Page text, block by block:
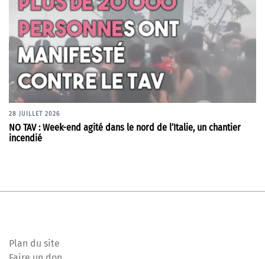
28 JUILLET 2026
NO TAV : Week-end agité dans le nord de l’Italie, un chantier
incendié
Plan du site